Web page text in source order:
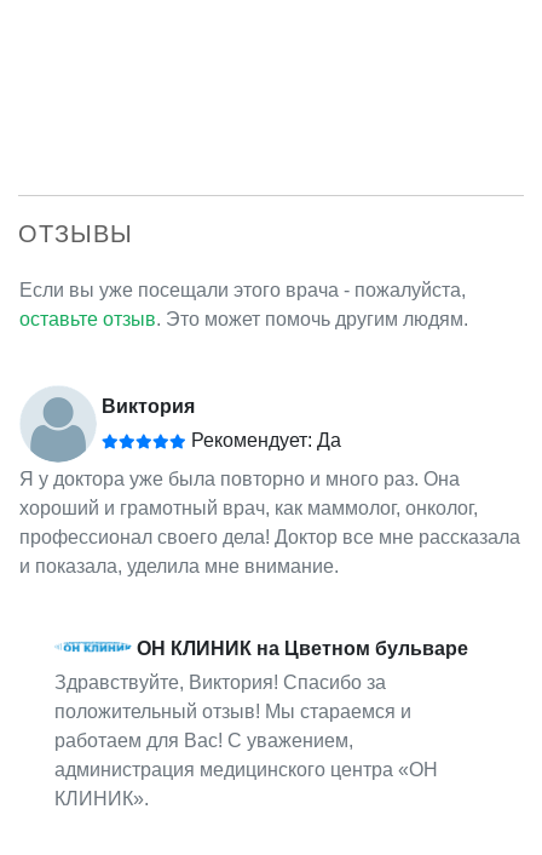
ОТЗЫВЫ
Если вы уже посещали этого врача - пожалуйста,
оставьте отзыв. Это может помочь другим людям.
Виктория
Рекомендует: Да
Я у доктора уже была повторно и много раз. Она
хороший и грамотный врач, как маммолог, онколог,
профессионал своего дела! Доктор все мне рассказала
и показала, уделила мне внимание.
ОН КЛИНИК на Цветном бульваре
Здравствуйте, Виктория! Спасибо за
положительный отзыв! Мы стараемся и
работаем для Вас! С уважением,
администрация медицинского центра «ОН
КЛИНИК».